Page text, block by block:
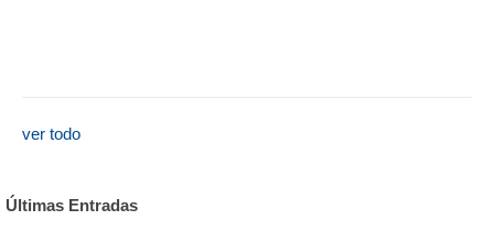
ver todo
Últimas Entradas